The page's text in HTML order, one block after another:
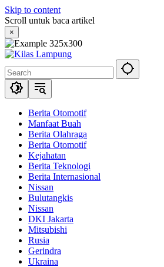
Skip to content
Scroll untuk baca artikel
×
Berita Otomotif
Manfaat Buah
Berita Olahraga
Berita Otomotif
Kejahatan
Berita Teknologi
Berita Internasional
Nissan
Bulutangkis
Nissan
DKI Jakarta
Mitsubishi
Rusia
Gerindra
Ukraina